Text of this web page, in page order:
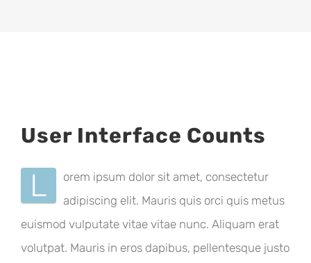
större
User Interface Counts
L
orem ipsum dolor sit amet, consectetur
adipiscing elit. Mauris quis orci quis metus
euismod vulputate vitae vitae nunc. Aliquam erat
volutpat. Mauris in eros dapibus, pellentesque justo